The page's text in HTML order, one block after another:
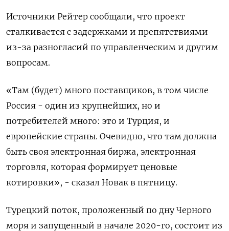
Источники Рейтер сообщали, что проект
сталкивается с задержками и препятствиями
из-за разногласий по управленческим и другим
вопросам.
«Там (будет) много поставщиков, в том числе
Россия - один из крупнейших, но и
потребителей много: это и Турция, и
европейские страны. Очевидно, что там должна
быть своя электронная биржа, электронная
торговля, которая формирует ценовые
котировки», - сказал Новак в пятницу.
Турецкий поток, проложенный по дну Черного
моря и запущенный в начале 2020-го, состоит из